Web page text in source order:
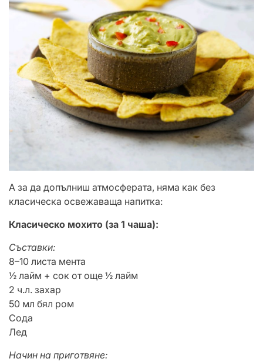
А за да допълниш атмосферата, няма как без
класическа освежаваща напитка:
Класическо мохито (за 1 чаша):
Съставки:
8–10 листа мента
½ лайм + сок от още ½ лайм
2 ч.л. захар
50 мл бял ром
Сода
Лед
Начин на приготвяне: